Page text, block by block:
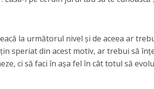
la următorul nivel și de aceea ar
speriat din acest motiv, ar trebui să
ci să faci în așa fel în cât totul să